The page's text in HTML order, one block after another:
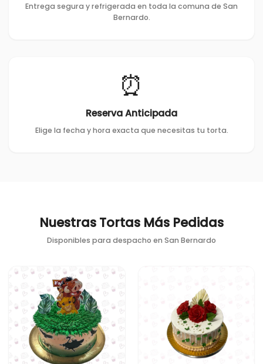
Entrega segura y refrigerada en toda la comuna de San
Bernardo.
⏰
Reserva Anticipada
Elige la fecha y hora exacta que necesitas tu torta.
Nuestras Tortas Más Pedidas
Disponibles para despacho en San Bernardo